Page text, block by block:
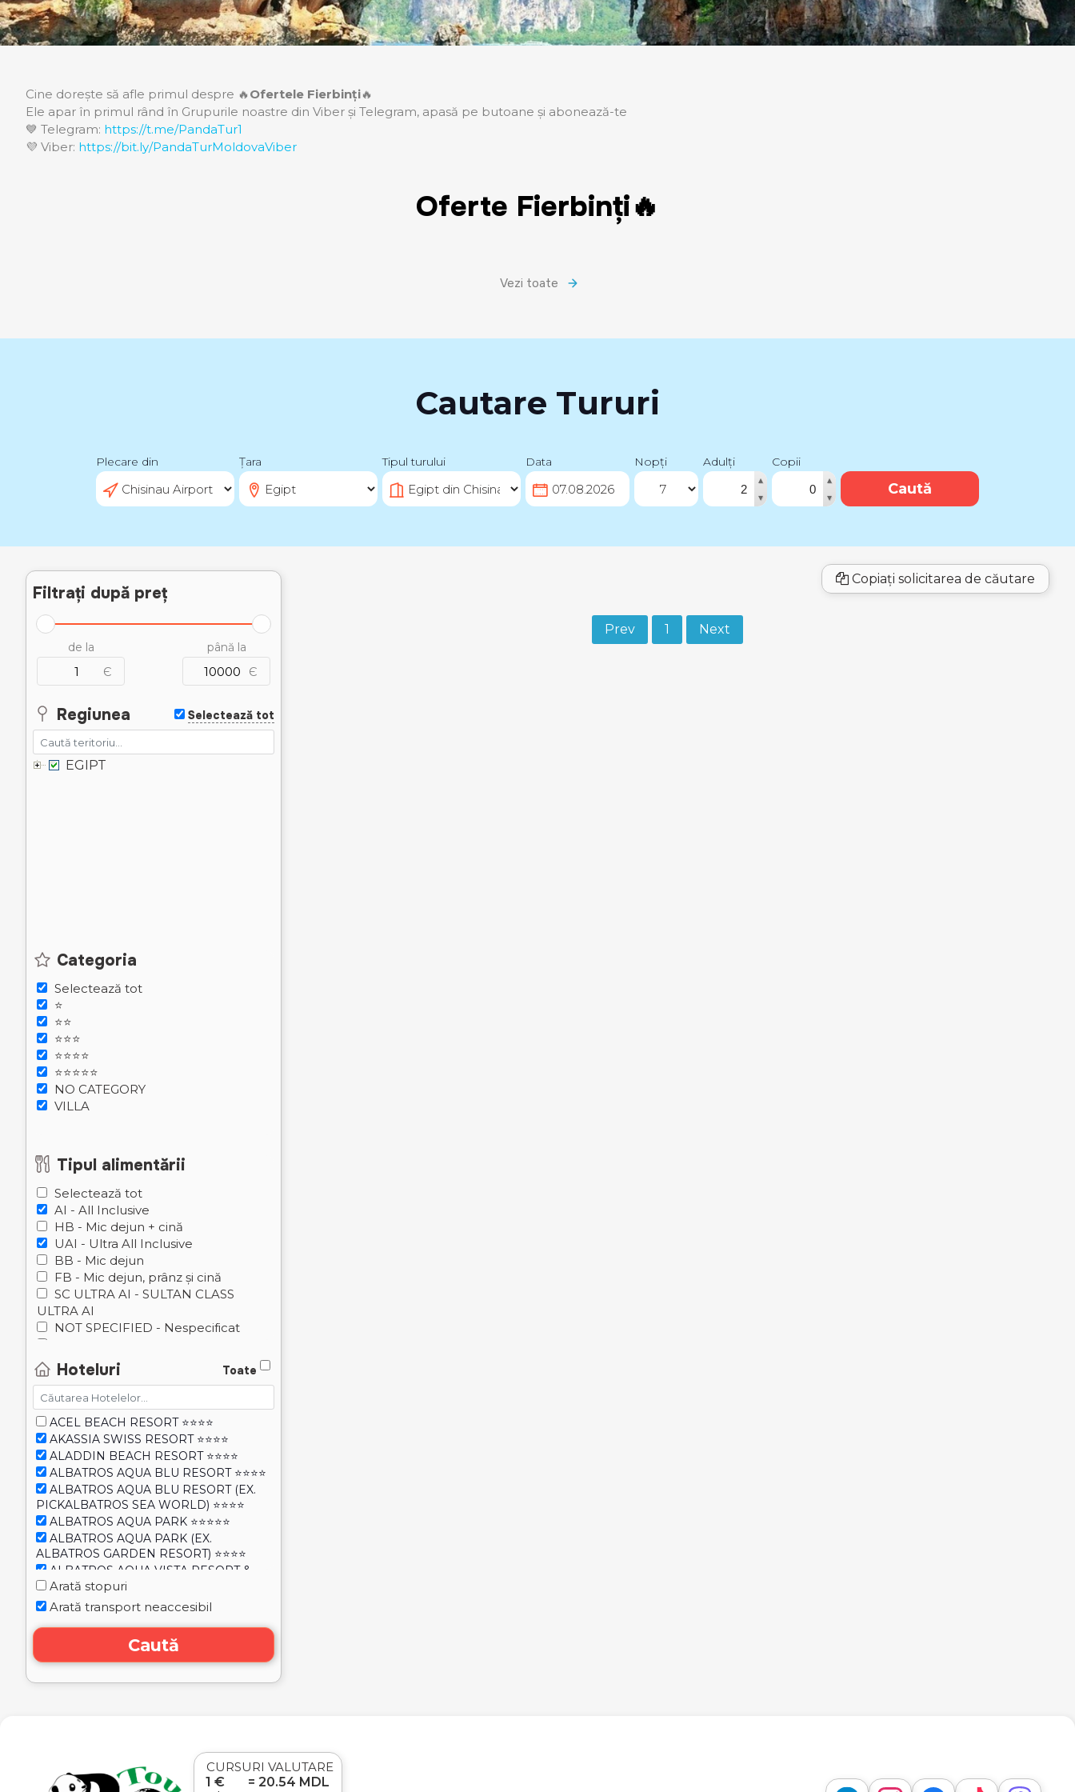
Cine dorește să afle primul despre 🔥 Ofertele Fierbinți🔥
Ele apar în primul rând în Grupurile noastre din Viber și Telegram, apasă pe butoane și abonează-te
💙 Telegram: https://t.me/PandaTur1
💜 Viber: https://bit.ly/PandaTurMoldovaViber
Oferte Fierbinți🔥
Vezi toate
Cautare Tururi
Plecare din Țara Tipul turului Data Nopți Adulți
▴
▾
Copii
▴
▾
Caută
Filtrați după preț
de la
Є
până la
Є
Regiunea Selectează tot
EGIPT
Categoria
Selectează tot
⭐
⭐⭐
⭐⭐⭐
⭐⭐⭐⭐
⭐⭐⭐⭐⭐
NO CATEGORY
VILLA
Tipul alimentării
Selectează tot
AI - All Inclusive
HB - Mic dejun + cină
UAI - Ultra All Inclusive
BB - Mic dejun
FB - Mic dejun, prânz și cină
SC ULTRA AI - SULTAN CLASS
ULTRA AI
NOT SPECIFIED - Nespecificat
Hoteluri Toate
ACEL BEACH RESORT ⭐⭐⭐⭐
AKASSIA SWISS RESORT ⭐⭐⭐⭐
ALADDIN BEACH RESORT ⭐⭐⭐⭐
ALBATROS AQUA BLU RESORT ⭐⭐⭐⭐
ALBATROS AQUA BLU RESORT (EX.
PICKALBATROS SEA WORLD) ⭐⭐⭐⭐
ALBATROS AQUA PARK ⭐⭐⭐⭐⭐
ALBATROS AQUA PARK (EX.
ALBATROS GARDEN RESORT) ⭐⭐⭐⭐
ALBATROS AQUA VISTA RESORT &
SPA ⭐⭐⭐⭐
ALBATROS BEACH CLUB ABO SOMA
(EX. ALBATROS AMWAJ BLU BEACH)
⭐⭐⭐⭐
ALBATROS BEACH RESORT-
HURGHADA ⭐⭐⭐⭐
ALBATROS BLU SPA (ADULT ONLY
ALBATROS LAGUNA VISTA BEACH
⭐⭐⭐⭐⭐
Arată stopuri
Arată transport neaccesibil
Caută
Copiați solicitarea de căutare
Prev 1 Next
CURSURI VALUTARE
1 €
= 20.54 MDL